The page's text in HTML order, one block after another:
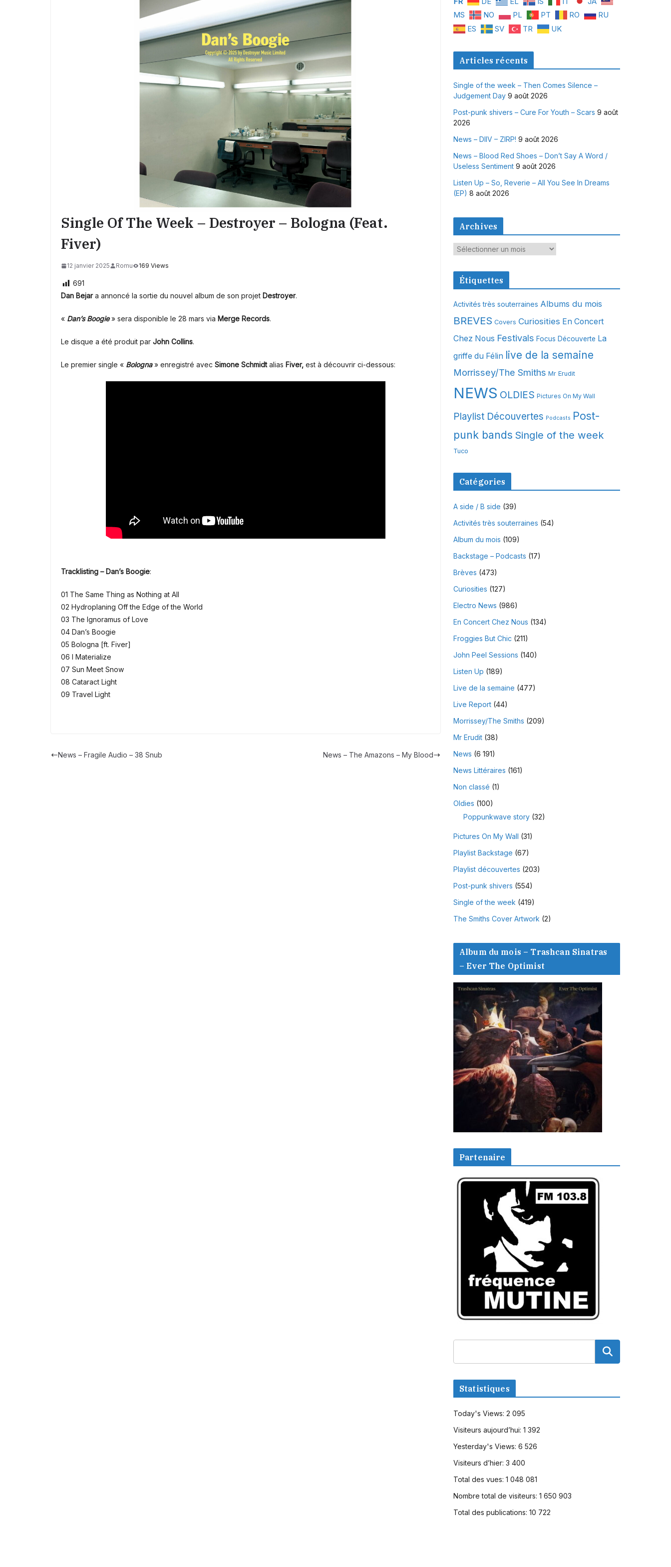
Single Of The Week – Destroyer – Bologna (feat.
Fiver)
12 janvier 2025 Romu 169 Views
691
Dan Bejara annoncé la sortie du nouvel album de son projet Destroyer.
« Dan’s Boogie» sera disponible le 28 mars via Merge Records.
Le disque a été produit par John Collins.
Le premier single « Bologna» enregistré avec Simone Schmidtalias Fiver, est à découvrir ci-dessous:
Tracklisting – Dan’s Boogie:
01 The Same Thing as Nothing at All
02 Hydroplaning Off the Edge of the World
03 The Ignoramus of Love
04 Dan’s Boogie
05 Bologna [ft. Fiver]
06 I Materialize
07 Sun Meet Snow
08 Cataract Light
09 Travel Light
News – Fragile Audio – 38 Snub News – The Amazons – My Blood
MS
NO PL PT RO
RU
ES
SV TR UK
Articles récents
Single of the week – Then Comes Silence –
Judgement Day 9 août 2026
Post-punk shivers – Cure For Youth – Scars 9 août
2026
News – DIIV – ZIRP! 9 août 2026
News – Blood Red Shoes – Don’t Say A Word /
Useless Sentiment 9 août 2026
Listen Up – So, Reverie – All You See In Dreams
(EP) 8 août 2026
Archives
A
c
e
s
Étiquettes
Activités très souterraines Albums du mois
BREVES Covers Curiosities En Concert
Chez Nous Festivals Focus Découverte La
griffe du Félin live de la semaine
Morrissey/The Smiths Mr Erudit
NEWS OLDIES Pictures On My Wall
Playlist Découvertes Podcasts Post-
punk bands Single of the week
Tuco
Catégories
A side / B side (39)
Activités très souterraines (54)
Album du mois (109)
Backstage – Podcasts (17)
Brèves (473)
Curiosities (127)
Electro News (986)
En Concert Chez Nous (134)
Froggies But Chic (211)
John Peel Sessions (140)
Listen Up (189)
Live de la semaine (477)
Live Report(44)
Morrissey/The Smiths (209)
Mr Erudit(38)
News (6 191)
News Littéraires (161)
Non classé (1)
Oldies (100)
Poppunkwave story(32)
Pictures On My Wall (31)
Playlist Backstage (67)
Playlist découvertes (203)
Post-punk shivers (554)
Single of the week (419)
The Smiths Cover Artwork (2)
Album du mois – Trashcan Sinatras
– Ever The Optimist
Partenaire
Statistiques
Today's Views: 2 095
Visiteurs aujourd’hui: 1 392
Yesterday's Views: 6 526
Visiteurs d’hier: 3 400
Total des vues: 1 048 081
Nombre total de visiteurs: 1 650 903
Total des publications: 10 722